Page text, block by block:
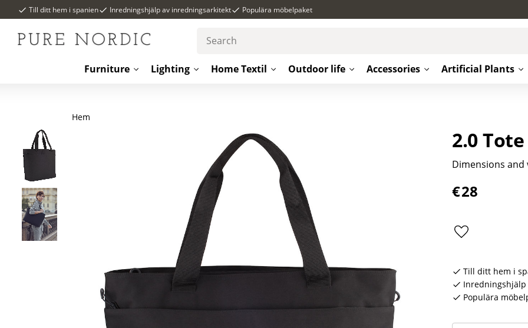
Till ditt hem i spanien Inredningshjälp av inredningsarkitekt Populära möbelpaket
Furniture Lighting Home Textil Outdoor life Accessories Artificial Plants
Hem
2.0
Dimensions and
€28
Add to favorites
Till ditt hem i
Populära